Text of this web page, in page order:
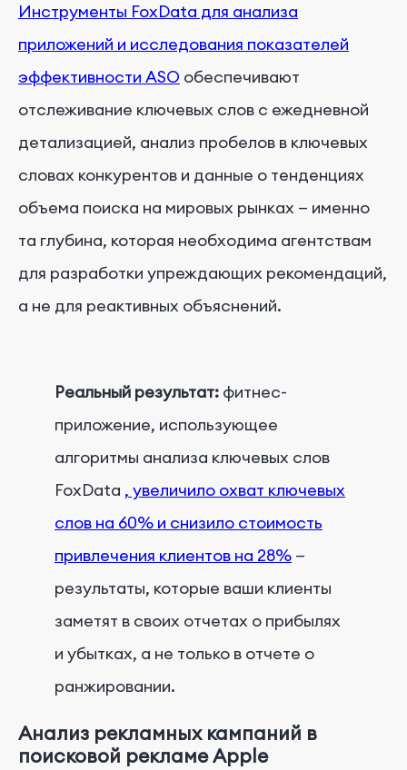
Инструменты FoxData для анализа
приложений и исследования показателей
эффективности ASO обеспечивают
отслеживание ключевых слов с ежедневной
детализацией, анализ пробелов в ключевых
словах конкурентов и данные о тенденциях
объема поиска на мировых рынках — именно
та глубина, которая необходима агентствам
для разработки упреждающих рекомендаций,
а не для реактивных объяснений.
Реальный результат: фитнес-
приложение, использующее
алгоритмы анализа ключевых слов
FoxData , увеличило охват ключевых
слов на 60% и снизило стоимость
привлечения клиентов на 28% —
результаты, которые ваши клиенты
заметят в своих отчетах о прибылях
и убытках, а не только в отчете о
ранжировании.
Анализ рекламных кампаний в
поисковой рекламе Apple